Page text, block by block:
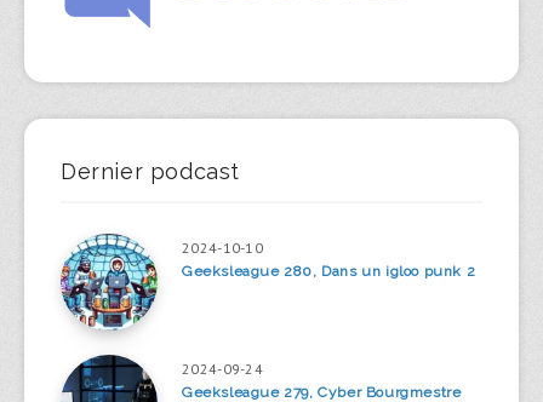
Dernier podcast
2024-10-10
Geeksleague 280, Dans un igloo punk 2
2024-09-24
Geeksleague 279, Cyber Bourgmestre